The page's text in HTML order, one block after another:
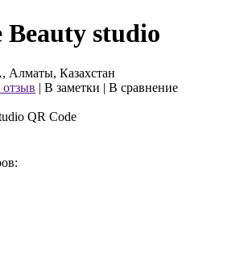
Beauty studio
Алматы, Казахстан
| В заметки | В сравнение